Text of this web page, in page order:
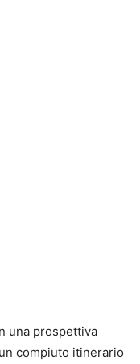
una prospettiva
compiuto itinerario